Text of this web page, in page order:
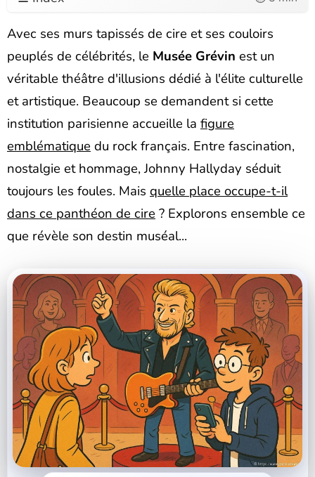
Avec ses murs tapissés de cire et ses couloirs
peuplés de célébrités, le Musée Grévin est un
véritable théâtre d'illusions dédié à l'élite culturelle
et artistique. Beaucoup se demandent si cette
institution parisienne accueille la figure
emblématique du rock français. Entre fascination,
nostalgie et hommage, Johnny Hallyday séduit
toujours les foules. Mais quelle place occupe-t-il
dans ce panthéon de cire ? Explorons ensemble ce
que révèle son destin muséal...